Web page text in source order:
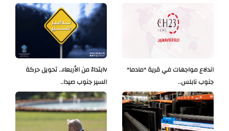
Vابتداءً من الأربعاء.. تحويل حركة
السير جنوب صيدا..
اندلاع مواجهات في قرية "مادما"
جنوب نابلس..